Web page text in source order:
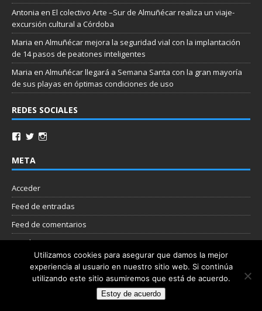
Antonia en El colectivo Arte –Sur de Almuñécar realiza un viaje-
excursión cultural a Córdoba
Maria en Almuñécar mejora la seguridad vial con la implantación
de 14 pasos de peatones inteligentes
Maria en Almuñécar llegará a Semana Santa con la gran mayoría
de sus playas en óptimas condiciones de uso
REDES SOCIALES
META
Acceder
Feed de entradas
Feed de comentarios
WordPress.org
Nube de etiquetas
Copyright © 2026 | Plantilla WordPress por
Utilizamos cookies para asegurar que damos la mejor
experiencia al usuario en nuestro sitio web. Si continúa
utilizando este sitio asumiremos que está de acuerdo.
Estoy de acuerdo